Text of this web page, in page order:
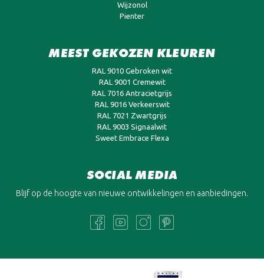
Wijzonol
Pienter
MEEST GEKOZEN KLEUREN
RAL 9010 Gebroken wit
RAL 9001 Cremewit
RAL 7016 Antracietgrijs
RAL 9016 Verkeerswit
RAL 7021 Zwartgrijs
RAL 9003 Signaalwit
Sweet Embrace Flexa
SOCIAL MEDIA
Blijf op de hoogte van nieuwe ontwikkelingen en aanbiedingen.